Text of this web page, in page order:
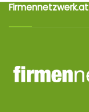
Firmennetzwerk.at